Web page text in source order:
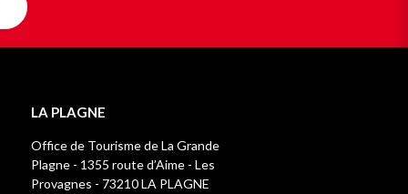
LA PLAGNE
Office de Tourisme de La Grande
Plagne - 1355 route d’Aime - Les
Provagnes - 73210 LA PLAGNE